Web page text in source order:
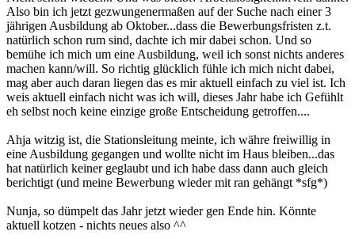
Also bin ich jetzt gezwungenermaßen auf der Suche nach einer 3
jährigen Ausbildung ab Oktober...dass die Bewerbungsfristen z.t.
natürlich schon rum sind, dachte ich mir dabei schon. Und so
bemühe ich mich um eine Ausbildung, weil ich sonst nichts anderes
machen kann/will. So richtig glücklich fühle ich mich nicht dabei,
mag aber auch daran liegen das es mir aktuell einfach zu viel ist. Ich
weis aktuell einfach nicht was ich will, dieses Jahr habe ich Gefühlt
eh selbst noch keine einzige große Entscheidung getroffen....
Ahja witzig ist, die Stationsleitung meinte, ich währe freiwillig in
eine Ausbildung gegangen und wollte nicht im Haus bleiben...das
hat natürlich keiner geglaubt und ich habe dass dann auch gleich
berichtigt (und meine Bewerbung wieder mit ran gehängt *sfg*)
Nunja, so dümpelt das Jahr jetzt wieder gen Ende hin. Könnte
aktuell kotzen - nichts neues also ^^